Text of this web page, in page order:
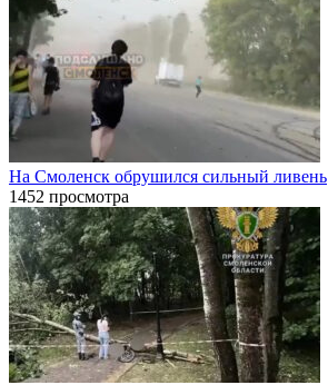
На Смоленск обрушился сильный ливень
1452 просмотра